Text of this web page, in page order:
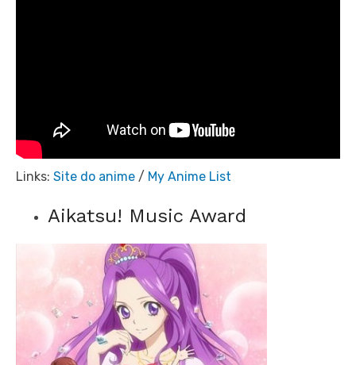
Links: Site do anime / My Anime List
Aikatsu! Music Award